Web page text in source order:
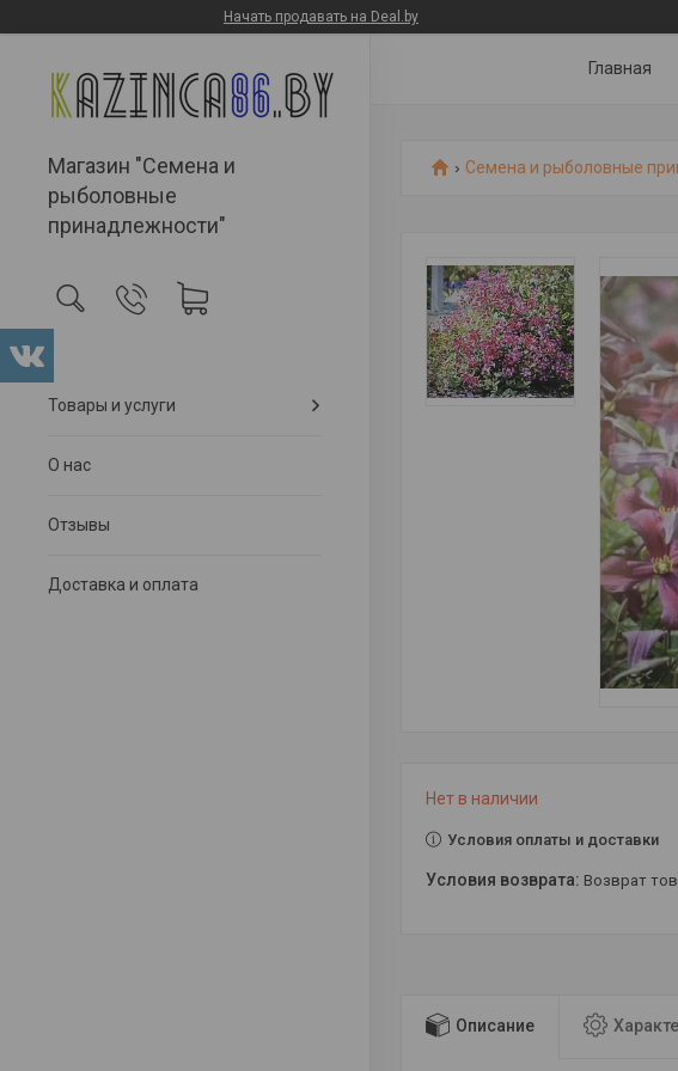
Начать продавать на Deal.by
Магазин "Семена и
рыболовные
принадлежности"
Товары и услуги
О нас
Отзывы
Доставка и оплата
Главная
Семена и рыболовные
Нет в наличии
Условия оплаты и доставки
возврат
Описание